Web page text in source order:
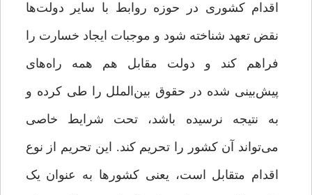
اقدام کشوری در حوزه روابط با سایر دولت‌ها
نقض تعهد شناخته شود و موجبات ایجاد خسارت را
فراهم کند و دولت مقابل هم همه راه‌های
پیش‌بینی شده در حقوق بین‌الملل را طی کرده و
به نتیجه نرسیده باشد، تحت شرایط خاصی
می‌تواند آن کشور را تحریم کند. این تحریم از نوع
اقدام متقابل است، یعنی کشورها به عنوان یک